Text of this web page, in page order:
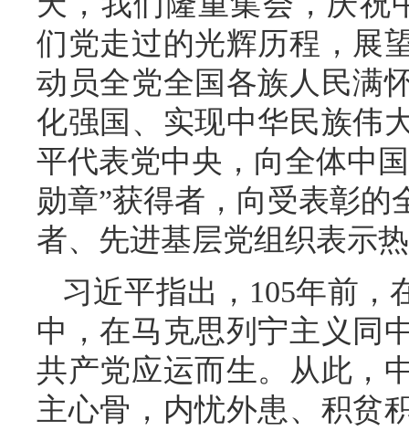
们党走过的光辉历程，展
动员全党全国各族人民满
化强国、实现中华民族伟
平代表党中央，向全体中
勋章”获得者，向受表彰
者、先进基层党组织表示
习近平指出，105年前，
中，在马克思列宁主义同
共产党应运而生。从此，
主心骨，内忧外患、积贫